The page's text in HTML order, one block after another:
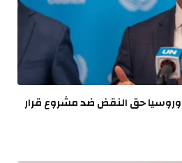
حق النقض ضد مشروع قرار